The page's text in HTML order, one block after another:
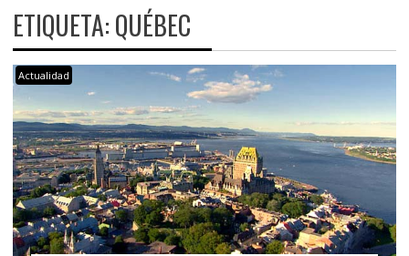
ETIQUETA:QUÉBEC
Actualidad